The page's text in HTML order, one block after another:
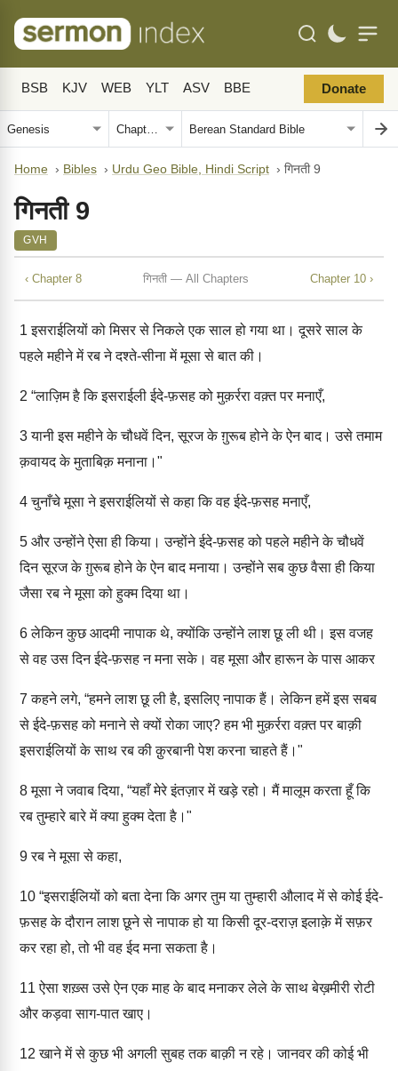
BSB KJV WEB YLT ASV BBE Donate
Home › Bibles › Urdu Geo Bible, Hindi Script › गिनती 9
गिनती 9
GVH
‹ Chapter 8 गिनती — All Chapters Chapter 10 ›
1 इसराईलियों को मिसर से निकले एक साल हो गया था। दूसरे साल के
पहले महीने में रब ने दश्ते-सीना में मूसा से बात की।
2 “लाज़िम है कि इसराईली ईदे-फ़सह को मुक़र्ररा वक़्त पर मनाएँ,
3यानी इस महीने के चौधवें दिन, सूरज के ग़ुरूब होने के ऐन बाद। उसे तमाम
क़वायद के मुताबिक़ मनाना।"
4चुनाँचे मूसा ने इसराईलियों से कहा कि वह ईदे-फ़सह मनाएँ,
5 और उन्होंने ऐसा ही किया। उन्होंने ईदे-फ़सह को पहले महीने के चौधवें
दिन सूरज के ग़ुरूब होने के ऐन बाद मनाया। उन्होंने सब कुछ वैसा ही किया
जैसा रब ने मूसा को हुक्म दिया था।
6लेकिन कुछ आदमी नापाक थे, क्योंकि उन्होंने लाश छू ली थी। इस वजह
से वह उस दिन ईदे-फ़सह न मना सके। वह मूसा और हारून के पास आकर
7 कहने लगे, “हमने लाश छू ली है, इसलिए नापाक हैं। लेकिन हमें इस सबब
से ईदे-फ़सह को मनाने से क्यों रोका जाए? हम भी मुक़र्ररा वक़्त पर बाक़ी
इसराईलियों के साथ रब की क़ुरबानी पेश करना चाहते हैं।"
8मूसा ने जवाब दिया, “यहाँ मेरे इंतज़ार में खड़े रहो। मैं मालूम करता हूँ कि
रब तुम्हारे बारे में क्या हुक्म देता है।"
9रब ने मूसा से कहा,
10 “इसराईलियों को बता देना कि अगर तुम या तुम्हारी औलाद में से कोई ईदे-
फ़सह के दौरान लाश छूने से नापाक हो या किसी दूर-दराज़ इलाक़े में सफ़र
कर रहा हो, तो भी वह ईद मना सकता है।
11 ऐसा शख़्स उसे ऐन एक माह के बाद मनाकर लेले के साथ बेख़मीरी रोटी
और कड़वा साग-पात खाए।
12 खाने में से कुछ भी अगली सुबह तक बाक़ी न रहे। जानवर की कोई भी